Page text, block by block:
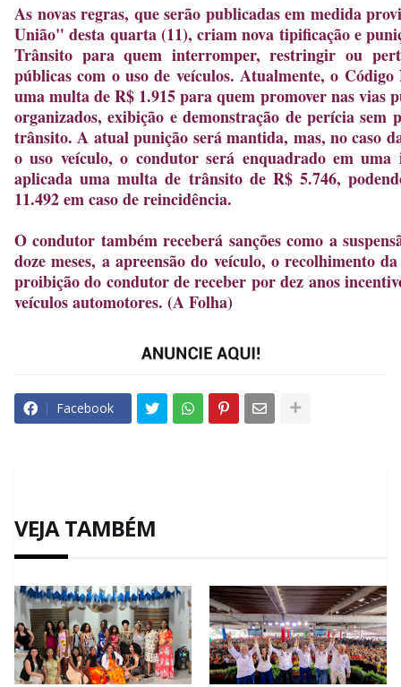
As novas regras, que serão publicadas em medida
União" desta quarta (11), criam nova tipificação e
Trânsito para quem interromper, restringir ou
públicas com o uso de veículos. Atualmente, o
uma multa de R$ 1.915 para quem promover nas vias
organizados, exibição e demonstração de perícia sem
trânsito. A atual punição será mantida, mas, no caso
o uso veículo, o condutor será enquadrado em uma
aplicada uma multa de trânsito de R$ 5.746,
11.492 em caso de reincidência.
O condutor também receberá sanções como a
doze meses, a apreensão do veículo, o recolhimento
proibição do condutor de receber por dez anos
veículos automotores. (A Folha)
Facebook
VEJA TAMBÉM